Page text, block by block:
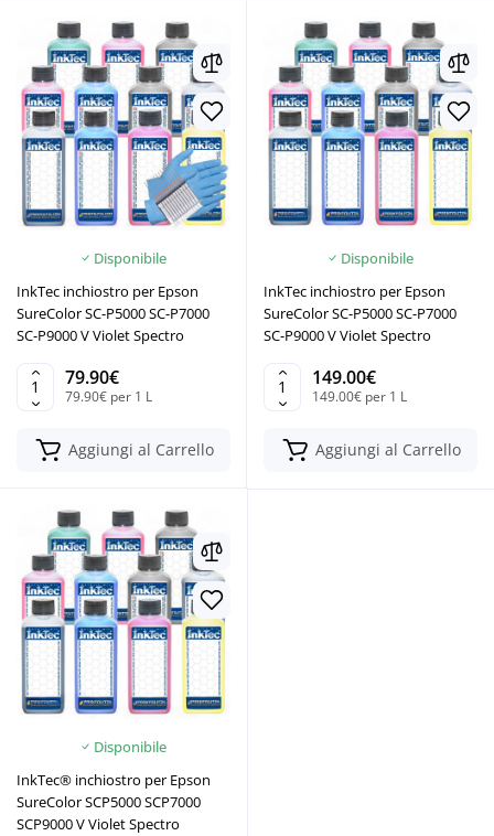
Disponibile
InkTec inchiostro per Epson
SureColor SC-P5000 SC-P7000
SC-P9000 V Violet Spectro
79.90€
79.90€ per 1 L
Aggiungi al Carrello
Disponibile
InkTec inchiostro per Epson
SureColor SC-P5000 SC-P7000
SC-P9000 V Violet Spectro
149.00€
149.00€ per 1 L
Aggiungi al Carrello
Disponibile
InkTec® inchiostro per Epson
SureColor SCP5000 SCP7000
SCP9000 V Violet Spectro